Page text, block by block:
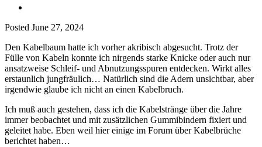
Posted June 27, 2024
Den Kabelbaum hatte ich vorher akribisch abgesucht. Trotz der
Fülle von Kabeln konnte ich nirgends starke Knicke oder auch nur
ansatzweise Schleif- und Abnutzungsspuren entdecken. Wirkt alles
erstaunlich jungfräulich… Natürlich sind die Adern unsichtbar, aber
irgendwie glaube ich nicht an einen Kabelbruch.
Ich muß auch gestehen, dass ich die Kabelstränge über die Jahre
immer beobachtet und mit zusätzlichen Gummibindern fixiert und
geleitet habe. Eben weil hier einige im Forum über Kabelbrüche
berichtet haben…